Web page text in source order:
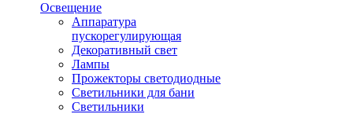
Освещение
Аппаратура
пускорегулирующая
Декоративный свет
Лампы
Прожекторы светодиодные
Светильники для бани
Светильники